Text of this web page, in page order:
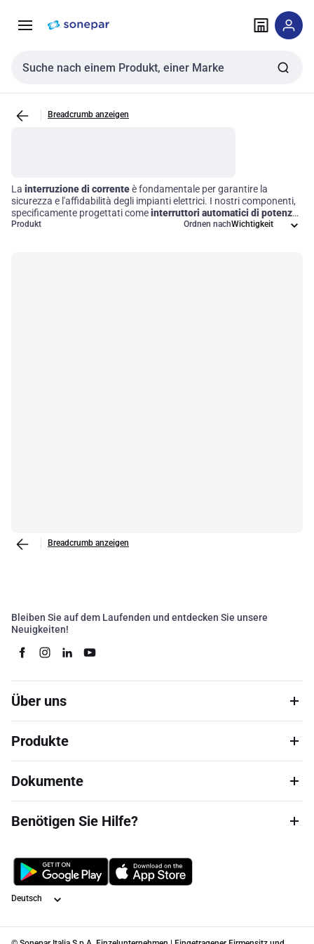
NavigationInhalt
Sucheingabe
Breadcrumb anzeigen
La interruzione di correnteè fondamentale per garantire la
sicurezza e l'affidabilità degli impianti elettrici. I nostri componenti,
specificamente progettati comeinterruttori automatici di potenza
per chassis
, offrono una protezione efficace contro sovraccarichi e
Produkt Ordnen nach
Breadcrumb anzeigen
Bleiben Sie auf dem Laufenden und entdecken Sie unsere
Neuigkeiten!
Über uns
Produkte
Dokumente
Benötigen Sie Hilfe?
Sprache